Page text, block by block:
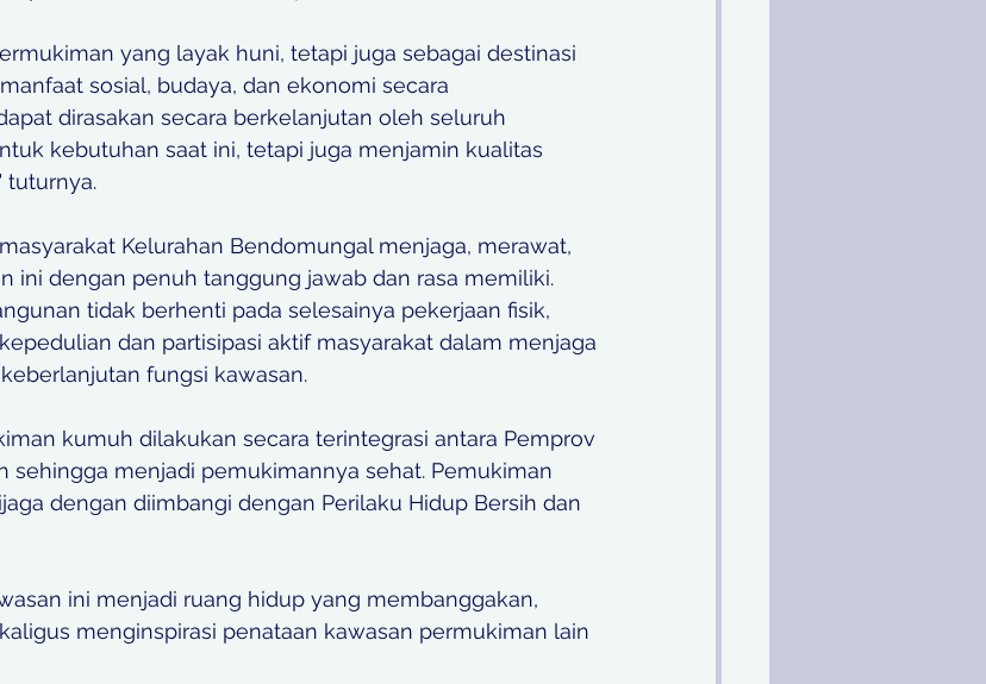
yang layak huni, tetapi juga sebagai destinasi
sosial, budaya, dan ekonomi secara
dirasakan secara berkelanjutan oleh seluruh
kebutuhan saat ini, tetapi juga menjamin kualitas
tuturnya.
Kelurahan Bendomungal menjaga, merawat,
ini dengan penuh tanggung jawab dan rasa memiliki.
tidak berhenti pada selesainya pekerjaan fisik,
dan partisipasi aktif masyarakat dalam menjaga
fungsi kawasan.
kumuh dilakukan secara terintegrasi antara Pemprov
sehingga menjadi pemukimannya sehat. Pemukiman
dengan diimbangi dengan Perilaku Hidup Bersih dan
ini menjadi ruang hidup yang membanggakan,
menginspirasi penataan kawasan permukiman lain